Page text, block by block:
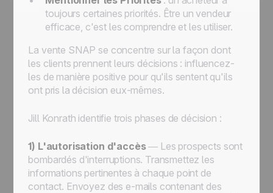
toujours certaines priorités. Être un vendeur
efficace, c'est les comprendre et les utiliser.
La vente SNAP se concentre sur la façon dont
les clients prennent leurs décisions : influencez-
les de manière positive pour qu'ils sentent qu'ils
ont pris la décision eux-mêmes.
Jill Konrath identifie trois phases de décision :
1) L'autorisation d'accès— Les prospects sont
bombardés d'interruptions. Transmettez les
informations pertinentes à chaque point de
contact. Envoyez des e-mails contenant des